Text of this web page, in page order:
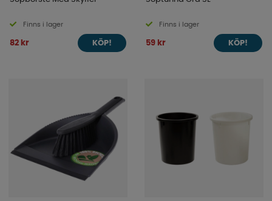
Finns i lager
82 kr KÖP!
Finns i lager
59 kr KÖP!